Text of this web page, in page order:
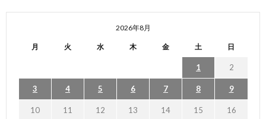
2026年8月
月 火 水 木 金 土 日
1 2
3 4 5 6 7 8 9
10 11 12 13 14 15 16